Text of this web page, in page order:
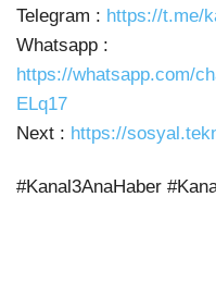
Telegram : https://t.me/
Whatsapp :
https://whatsapp.com/
ELq17
Next : https://
#Kanal3AnaHaber